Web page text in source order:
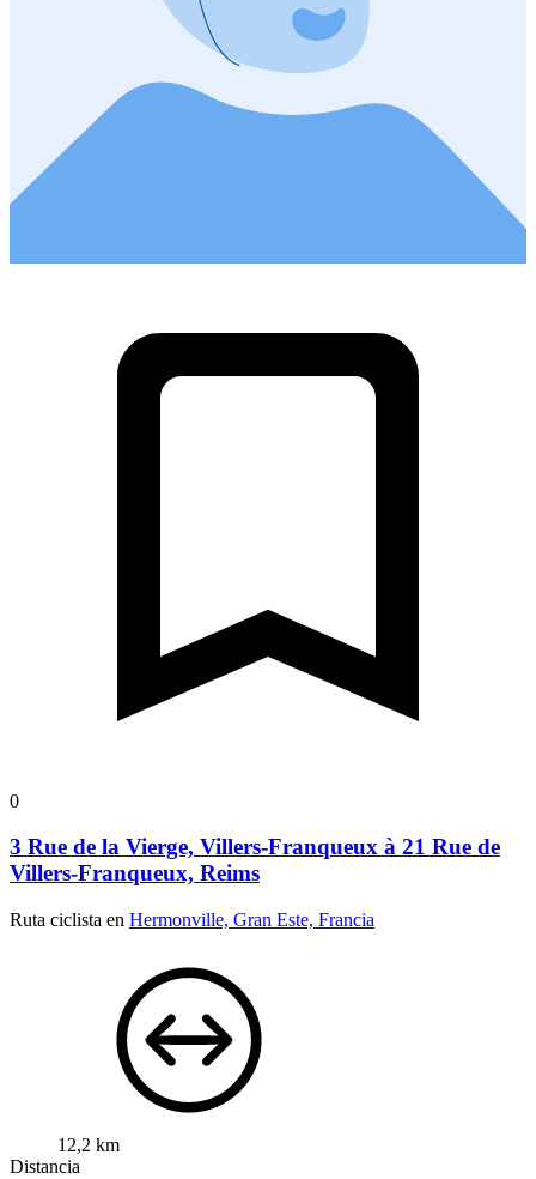
0
3 Rue de la Vierge, Villers-Franqueux à 21 Rue de
Villers-Franqueux, Reims
Ruta ciclista en Hermonville, Gran Este, Francia
12,2 km
Distancia